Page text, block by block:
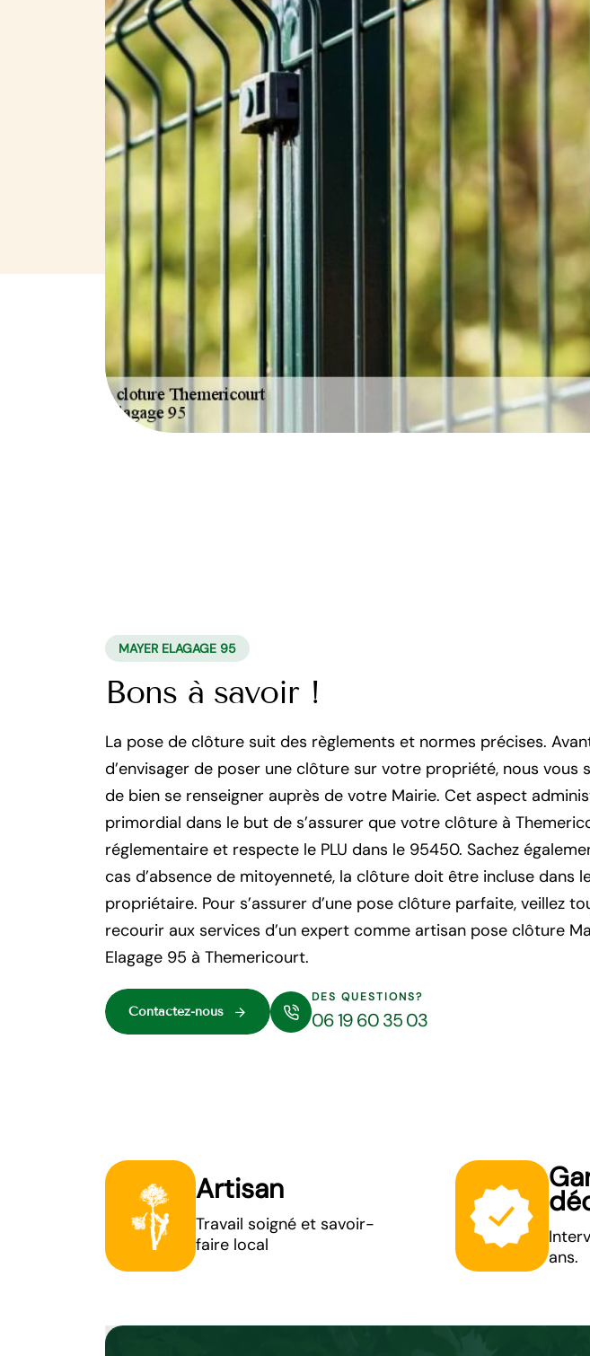
MAYER ELAGAGE 95
Bons à savoir !
La pose de clôture suit des règlements et normes précises.
d’envisager de poser une clôture sur votre propriété, nous vous
de bien se renseigner auprès de votre Mairie. Cet aspect
primordial dans le but de s’assurer que votre clôture à
réglementaire et respecte le PLU dans le 95450. Sachez
cas d’absence de mitoyenneté, la clôture doit être incluse dans
propriétaire. Pour s’assurer d’une pose clôture parfaite, veillez
recourir aux services d’un expert comme artisan pose clôture
Elagage 95 à Themericourt.
Contactez-nous
DES QUESTIONS?
06 19 60 35 03
Artisan
Travail soigné et savoir-
faire local
ans.